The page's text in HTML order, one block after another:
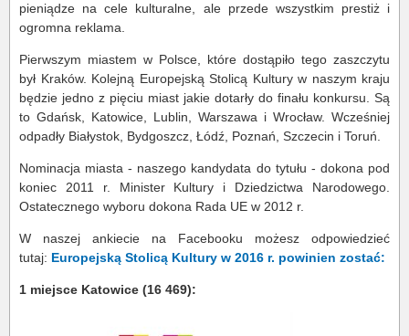
pieniądze na cele kulturalne, ale przede wszystkim prestiż i
ogromna reklama.
Pierwszym miastem w Polsce, które dostąpiło tego zaszczytu
był Kraków. Kolejną Europejską Stolicą Kultury w naszym kraju
będzie jedno z pięciu miast jakie dotarły do finału konkursu. Są
to Gdańsk, Katowice, Lublin, Warszawa i Wrocław. Wcześniej
odpadły Białystok, Bydgoszcz, Łódź, Poznań, Szczecin i Toruń.
Nominacja miasta - naszego kandydata do tytułu - dokona pod
koniec 2011 r. Minister Kultury i Dziedzictwa Narodowego.
Ostatecznego wyboru dokona Rada UE w 2012 r.
W naszej ankiecie na Facebooku możesz odpowiedzieć
tutaj: Europejską Stolicą Kultury w 2016 r. powinien zostać:
1 miejsce Katowice (16 469):